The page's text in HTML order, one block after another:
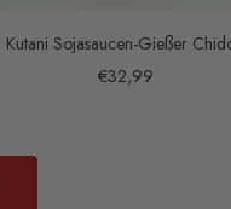
Kutani Sojasaucen-Gießer
Angebotspreis
€32,99